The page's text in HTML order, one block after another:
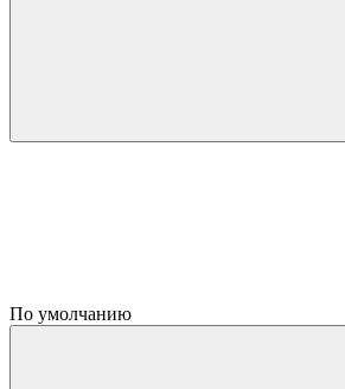
По умолчанию